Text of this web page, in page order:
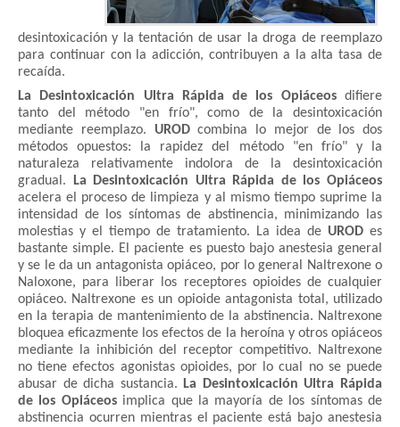
desintoxicación y la tentación de usar la droga de reemplazo
para continuar con la adicción, contribuyen a la alta tasa de
recaída.
La Desintoxicación Ultra Rápida de los Opiáceosdifiere
tanto del método "en frío", como de la desintoxicación
mediante reemplazo. URODcombina lo mejor de los dos
métodos opuestos: la rapidez del método "en frío" y la
naturaleza relativamente indolora de la desintoxicación
gradual. La Desintoxicación Ultra Rápida de los Opiáceos
acelera el proceso de limpieza y al mismo tiempo suprime la
intensidad de los síntomas de abstinencia, minimizando las
molestias y el tiempo de tratamiento. La idea de UROD es
bastante simple. El paciente es puesto bajo anestesia general
y se le da un antagonista opiáceo, por lo general Naltrexone o
Naloxone, para liberar los receptores opioides de cualquier
opiáceo. Naltrexone es un opioide antagonista total, utilizado
en la terapia de mantenimiento de la abstinencia. Naltrexone
bloquea eficazmente los efectos de la heroína y otros opiáceos
mediante la inhibición del receptor competitivo. Naltrexone
no tiene efectos agonistas opioides, por lo cual no se puede
abusar de dicha sustancia.La Desintoxicación Ultra Rápida
de los Opiáceosimplica que la mayoría de los síntomas de
abstinencia ocurren mientras el paciente está bajo anestesia